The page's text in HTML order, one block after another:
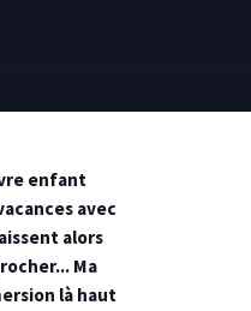
enfant
avec
alors
Ma
là haut